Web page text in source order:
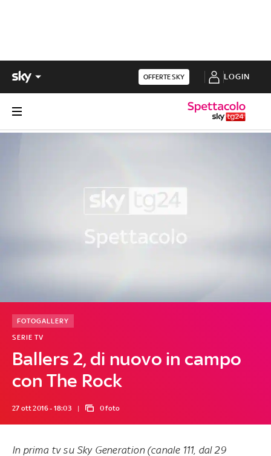
OFFERTE SKY LOGIN
Ballers 2, di nuovo in campo
con The Rock
SERIE TV
FOTOGALLERY
27 ott 2016 - 18:03 0 foto
In prima tv su Sky Generation (canale 111, dal 29